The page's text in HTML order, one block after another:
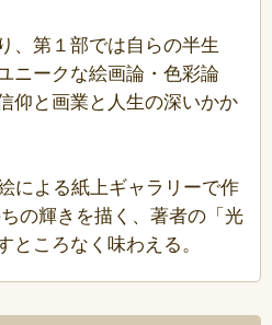
、第１部では自らの半生
ニークな絵画論・色彩論
仰と画業と人生の深いかか
による紙上ギャラリーで作
の輝きを描く、著者の「光
ところなく味わえる。